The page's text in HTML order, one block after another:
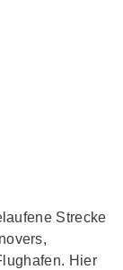
Strecke
Hier